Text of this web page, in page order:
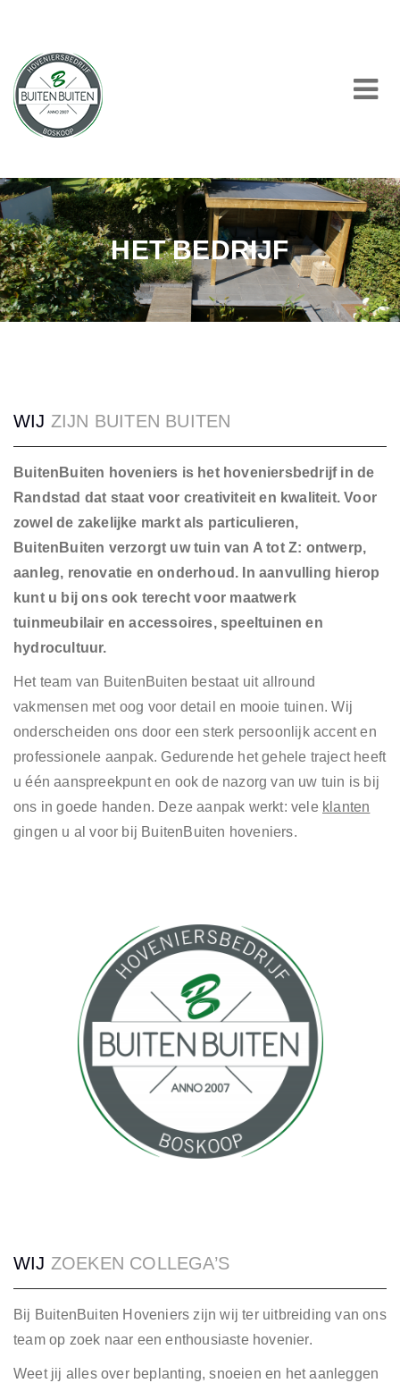
HOME
BEDRIJF
PARTICULIER
ZAKELIJK
CONTACT
HET BEDRIJF
WIJ ZIJN BUITEN BUITEN
BuitenBuiten hoveniers is het hoveniersbedrijf in de
Randstad dat staat voor creativiteit en kwaliteit. Voor
zowel de zakelijke markt als particulieren,
BuitenBuiten verzorgt uw tuin van A tot Z: ontwerp,
aanleg, renovatie en onderhoud. In aanvulling hierop
kunt u bij ons ook terecht voor maatwerk
tuinmeubilair en accessoires, speeltuinen en
hydrocultuur.
Het team van BuitenBuiten bestaat uit allround
vakmensen met oog voor detail en mooie tuinen. Wij
onderscheiden ons door een sterk persoonlijk accent en
professionele aanpak. Gedurende het gehele traject heeft
u één aanspreekpunt en ook de nazorg van uw tuin is bij
ons in goede handen. Deze aanpak werkt: vele klanten
gingen u al voor bij BuitenBuiten hoveniers.
WIJ ZOEKEN COLLEGA’S
Bij BuitenBuiten Hoveniers zijn wij ter uitbreiding van ons
team op zoek naar een enthousiaste hovenier.
Weet jij alles over beplanting, snoeien en het aanleggen